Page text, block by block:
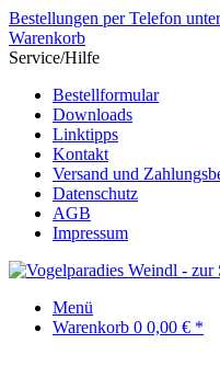
Bestellungen per Telefon
Warenkorb
Service/Hilfe
Bestellformular
Downloads
Linktipps
Kontakt
Versand und
Datenschutz
AGB
Impressum
Menü
Warenkorb 0 0,00 € *